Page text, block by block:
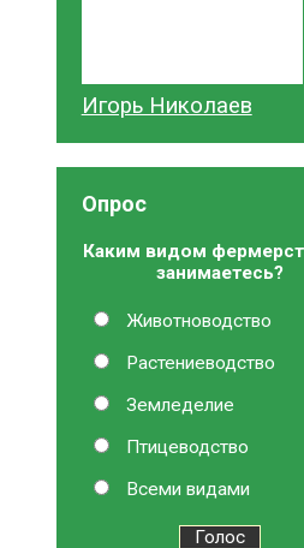
Игорь Николаев
Опрос
Каким видом
занимаетесь?
Животноводство
Растениеводство
Земледелие
Птицеводство
Всеми видами